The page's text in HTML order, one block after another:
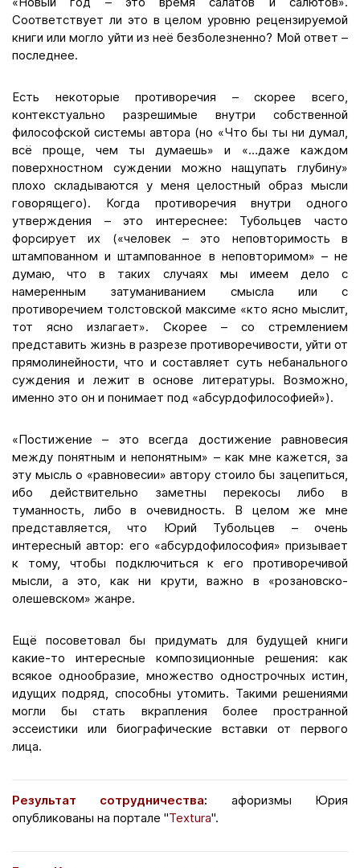
Соответствует ли это в целом уровню рецензируемой
книги или могло уйти из неё безболезненно? Мой ответ –
последнее.
Есть некоторые противоречия – скорее всего,
контекстуально разрешимые внутри собственной
философской системы автора (но «Что бы ты ни думал,
всё проще, чем ты думаешь» и «…даже каждом
поверхностном суждении можно нащупать глубину»
плохо складываются у меня целостный образ мысли
говорящего). Когда противоречия внутри одного
утверждения – это интереснее: Тубольцев часто
форсирует их («человек – это неповторимость в
штампованном и штампованное в неповторимом» – не
думаю, что в таких случаях мы имеем дело с
намеренным затуманиванием смысла или с
противоречием толстовской максиме «кто ясно мыслит,
тот ясно излагает». Скорее – со стремлением
представить жизнь в разрезе противоречивости, уйти от
прямолинейности, что и составляет суть небанального
суждения и лежит в основе литературы. Возможно,
именно это он и понимает под «абсурдофилософией»).
«Постижение – это всегда достижение равновесия
между понятным и непонятным» – как мне кажется, за
эту мысль о «равновесии» автору стоило бы зацепиться,
ибо действительно заметны перекосы либо в
туманность, либо в очевидность. В целом же мне
представляется, что Юрий Тубольцев – очень
интересный автор: его «абсурдофилософия» призывает
к тому, чтобы подключиться к его противоречивой
мысли, а это, как ни крути, важно в «розановско-
олешевском» жанре.
Ещё посоветовал бы придумать для будущей книги
какие-то интересные композиционные решения: как
всякое однообразие, множество однострочных истин,
идущих подряд, способны утомить. Такими решениями
могли бы стать вкрапления более пространной
эссеистики или биографические вставки от первого
лица.
Результат сотрудничества: афоризмы Юрия
опубликованы на портале "Textura".